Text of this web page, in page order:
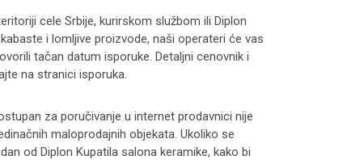
cele Srbije, kurirskom službom ili Diplon
i lomljive proizvode, naši operateri će vas
tačan datum isporuke. Detaljni cenovnik i
na straniciisporuka.
za poručivanje u internet prodavnici nije
maloprodajnih objekata. Ukoliko se
od Diplon Kupatila salona keramike, kako bi